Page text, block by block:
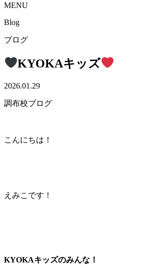
MENU
Blog
ブログ
KYOKAキッズ
2026.01.29
調布校ブログ
こんにちは！
えみこです！
KYOKAキッズのみんな！